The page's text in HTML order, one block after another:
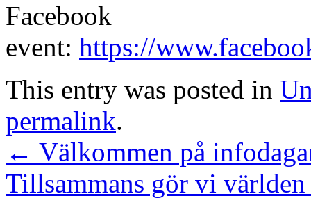
Facebook
event: https://
This entry was posted in
permalink.
← Välkommen på
Tillsammans gör vi